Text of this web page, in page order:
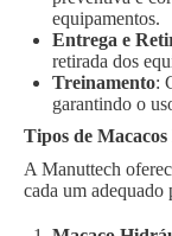
equipamentos.
Entrega e
retirada dos
Treinamento:
garantindo o
Tipos de
A Manuttech
cada um adequado